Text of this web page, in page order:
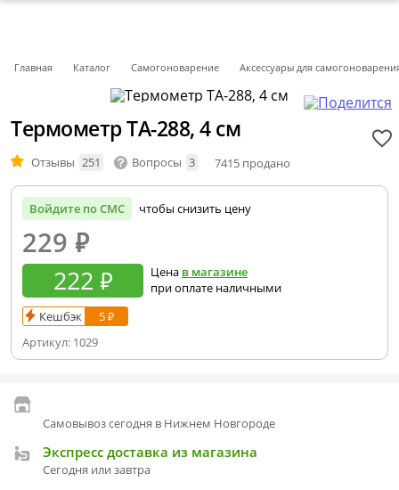
Главная Каталог Самогоноварение Аксессуары для
Термометр ТА-288, 4 см
Отзывы 251 Вопросы 3 7415 продано
Войдите по СМС чтобы снизить цену
229 ₽
222 ₽ Цена в магазине
при оплате наличными
Кешбэк
5 ₽
Артикул: 1029
Самовывоз сегодня в Нижнем Новгороде
Экспресс доставка из магазина
Сегодня или завтра